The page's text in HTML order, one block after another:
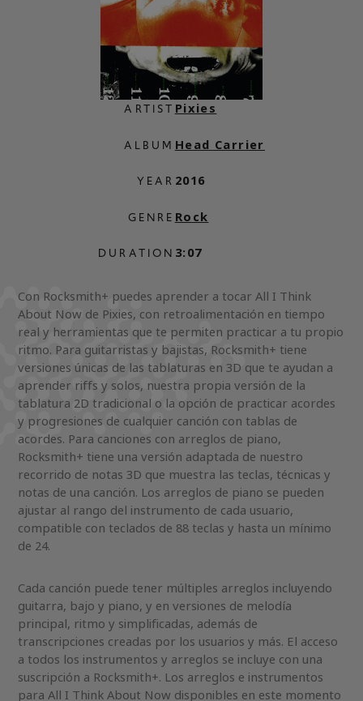
ARTIST
ALBUM
YEAR
GENRE
DURATION
Pixies
Head Carrier
2016
Rock
3:07
Con Rocksmith+ puedes aprender a tocar All I Think
About Now de Pixies, con retroalimentación en tiempo
real y herramientas que te permiten practicar a tu propio
ritmo. Para guitarristas y bajistas, Rocksmith+ tiene
versiones únicas de las tablaturas en 3D que te ayudan a
aprender riffs y solos, nuestra propia versión de la
tablatura 2D tradicional o la opción de practicar acordes
y progresiones de cualquier canción con tablas de
acordes. Para canciones con arreglos de piano,
Rocksmith+ tiene una versión adaptada de nuestro
recorrido de notas 3D que muestra las teclas, técnicas y
notas de una canción. Los arreglos de piano se pueden
ajustar al rango del instrumento de cada usuario,
compatible con teclados de 88 teclas y hasta un mínimo
de 24.
Cada canción puede tener múltiples arreglos incluyendo
guitarra, bajo y piano, y en versiones de melodía
principal, ritmo y simplificadas, además de
transcripciones creadas por los usuarios y más. El acceso
a todos los instrumentos y arreglos se incluye con una
suscripción a Rocksmith+. Los arreglos e instrumentos
para All I Think About Now disponibles en este momento